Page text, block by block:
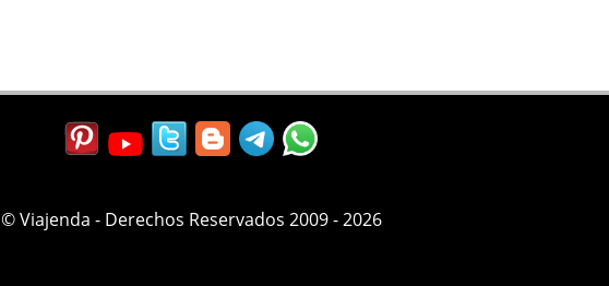
© Viajenda - Derechos Reservados 2009 - 2026